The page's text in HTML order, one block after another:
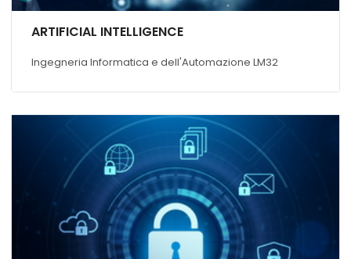
ARTIFICIAL INTELLIGENCE
Ingegneria Informatica e dell'Automazione LM32